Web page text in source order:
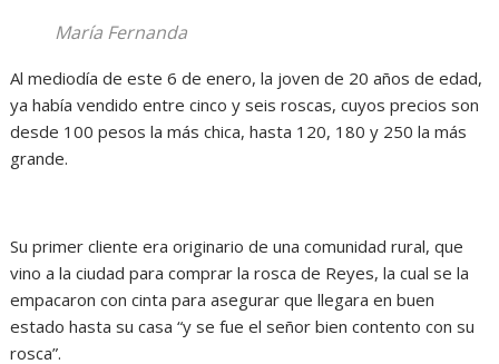
María Fernanda
Al mediodía de este 6 de enero, la joven de 20 años de edad,
ya había vendido entre cinco y seis roscas, cuyos precios son
desde 100 pesos la más chica, hasta 120, 180 y 250 la más
grande.
Su primer cliente era originario de una comunidad rural, que
vino a la ciudad para comprar la rosca de Reyes, la cual se la
empacaron con cinta para asegurar que llegara en buen
estado hasta su casa “y se fue el señor bien contento con su
rosca”.